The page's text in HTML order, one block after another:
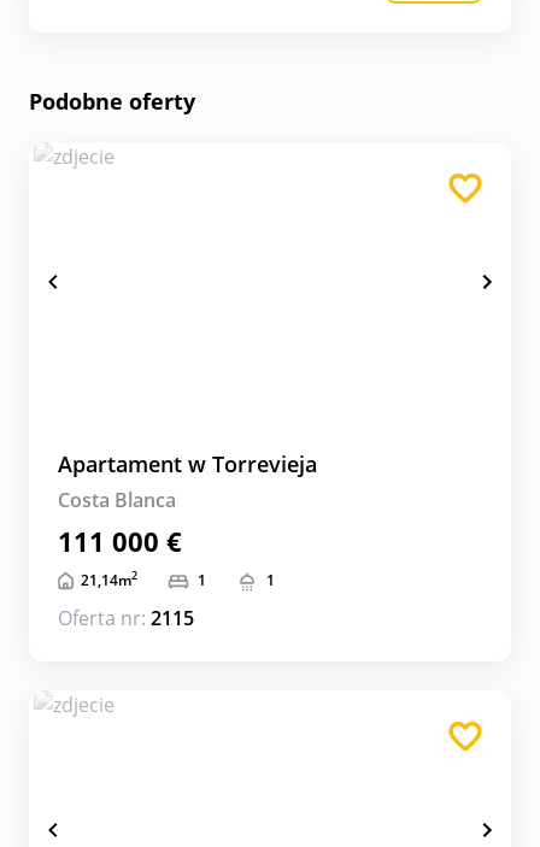
Podobne oferty
Apartament w Torrevieja
Costa Blanca
111 000 €
21,14m2 1 1
Oferta nr: 2115